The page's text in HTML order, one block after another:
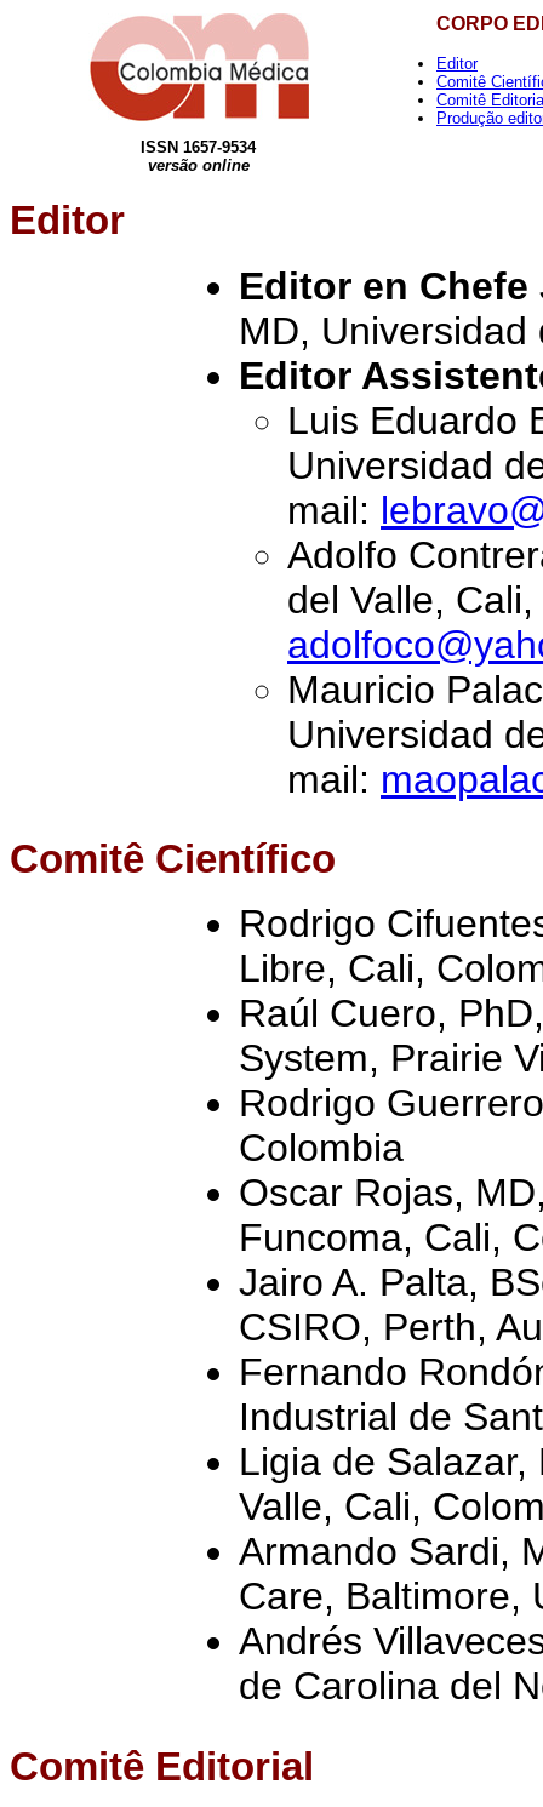
ISSN 1657-9534
versão online
CORPO
Editor
Comitê
Comitê
Produção
Editor
Editor en Chefe
MD, Universidad
Editor
Luis Eduardo
Universidad
mail:
Adolfo
del Valle,
Mauricio
Universidad
mail:
Comitê Científico
Rodrigo
Libre, Cali,
Raúl Cuero,
System, Prairie
Rodrigo
Colombia
Oscar Rojas,
Funcoma, Cali,
Jairo A. Palta,
CSIRO, Perth,
Fernando
Industrial de
Ligia de
Valle, Cali,
Armando Sardi,
Care, Baltimore,
Andrés
de Carolina del
Comitê Editorial